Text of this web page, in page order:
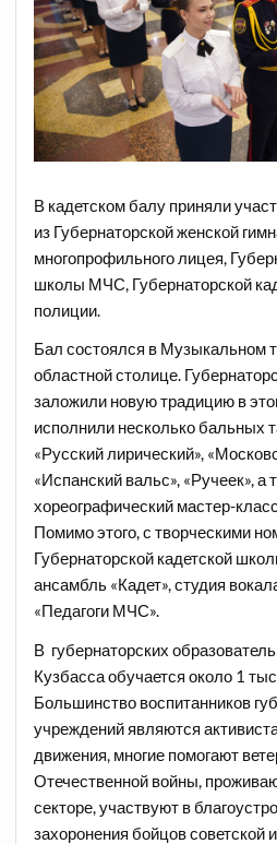
В кадетском балу приняли
из Губернаторской женской
многопрофильного лицея,
школы МЧС, Губернаторской
полиции.
Бал состоялся в Музыкальном
областной столице.
заложили новую традицию в
исполнили несколько бальных
«Русский лирический»,
«Испанский вальс», «Ручеек», а
хореографический мастер-
Помимо этого, с творческими
Губернаторской кадетской
ансамбль «Кадет», студия
«Педагоги МЧС».
В губернаторских
Кузбасса обучается около 1
Большинство воспитанников
учреждений являются
движения, многие помогают
Отечественной войны,
секторе, участвуют в
захоронения бойцов советской